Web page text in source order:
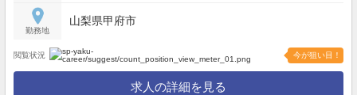
勤務地
山梨県甲府市
閲覧状況 今が狙い目！
求人の詳細を見る